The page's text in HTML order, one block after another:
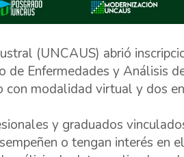
(UNCAUS) abrió
de Enfermedades y Análisis
modalidad virtual y dos
y graduados
o tengan interés en